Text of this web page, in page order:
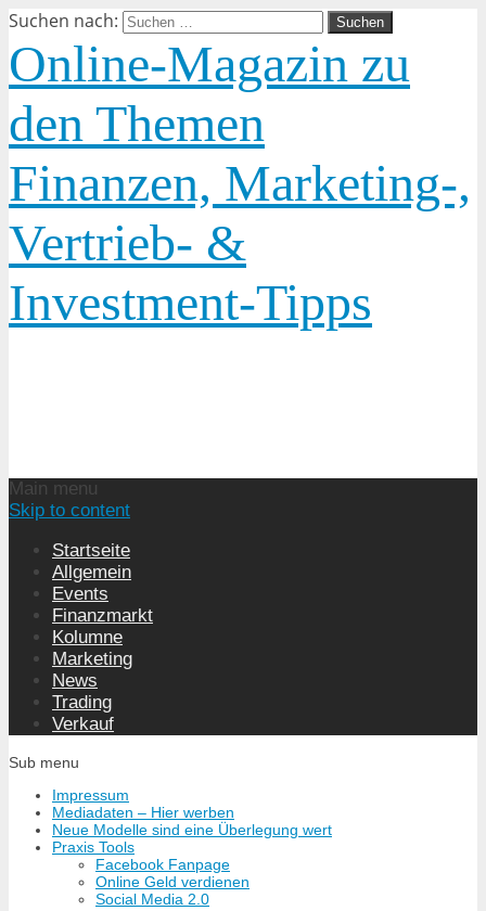
Suchen nach:
Online-Magazin zu
den Themen
Finanzen, Marketing-,
Vertrieb- &
Investment-Tipps
Main menu
Skip to content
Startseite
Allgemein
Events
Finanzmarkt
Kolumne
Marketing
News
Trading
Verkauf
Sub menu
Impressum
Mediadaten – Hier werben
Neue Modelle sind eine Überlegung wert
Praxis Tools
Facebook Fanpage
Online Geld verdienen
Social Media 2.0